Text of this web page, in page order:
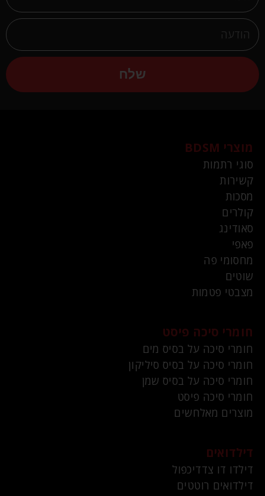
שלח
מוצרי BDSM
סוגי רתמות
קשירות
מסכות
קולרים
סאודינג
פאפי
מחסומי פה
שוטים
מצבטי פטמות
חומרי סיכה פיסט
חומרי סיכה על בסיס מים
חומרי סיכה על בסיס סיליקון
חומרי סיכה על בסיס שמן
חומרי סיכה פיסט
מוצרים מאלחשים
דילדואים
דילדו דו צדדיכפול
דילדואים רוטטים